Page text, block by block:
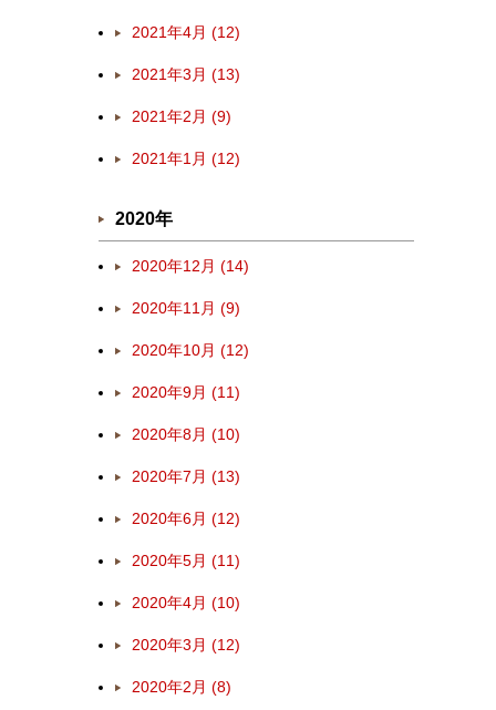
2021年4月 (12)
2021年3月 (13)
2021年2月 (9)
2021年1月 (12)
2020年
2020年12月 (14)
2020年11月 (9)
2020年10月 (12)
2020年9月 (11)
2020年8月 (10)
2020年7月 (13)
2020年6月 (12)
2020年5月 (11)
2020年4月 (10)
2020年3月 (12)
2020年2月 (8)